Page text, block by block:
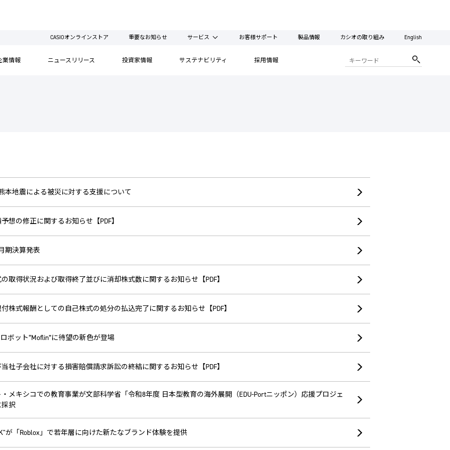
CASIOオンラインストア 重要なお知らせ サービス お客様サポート 製品情報 カシオの取り組み English
業情報 ニュースリリース 投資家情報 サステナビリティ 採用情報
本地震による被災に対する支援について
想の修正に関するお知らせ【PDF】
期決算発表
取得状況および取得終了並びに消却株式数に関するお知らせ【PDF】
株式報酬としての自己株式の処分の払込完了に関するお知らせ【PDF】
ボット“Moflin”に待望の新色が登場
社子会社に対する損害賠償請求訴訟の終結に関するお知らせ【PDF】
メキシコでの教育事業が文部科学省「令和8年度 日本型教育の海外展開（EDU-Portニッポン）応援プロジェ
択
が「Roblox」で若年層に向けた新たなブランド体験を提供